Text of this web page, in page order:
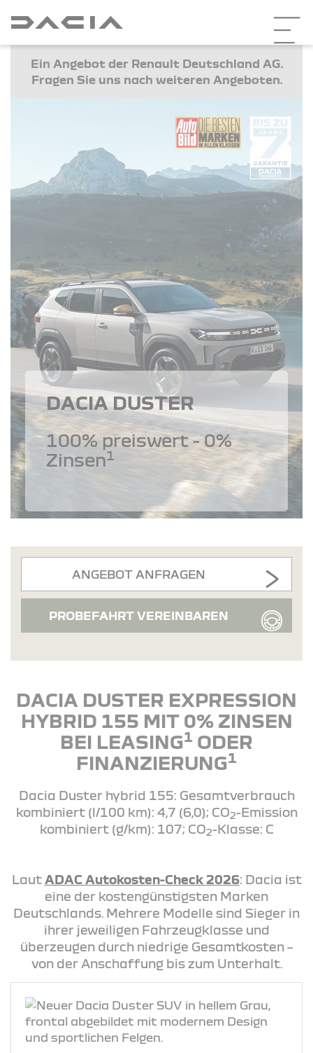
Ein Angebot der Renault Deutschland AG.
Fragen Sie uns nach weiteren Angeboten.
DACIA DUSTER
100% preiswert - 0%
Zinsen1
ANGEBOT ANFRAGEN
PROBEFAHRT VEREINBAREN
DACIA DUSTER EXPRESSION
HYBRID 155 MIT 0% ZINSEN
BEI LEASING1 ODER
FINANZIERUNG1
Dacia Duster hybrid 155: Gesamtverbrauch
kombiniert (l/100 km): 4,7 (6,0); CO2-Emission
kombiniert (g/km): 107; CO2-Klasse: C
Laut ADAC Autokosten-Check 2026: Dacia ist
eine der kostengünstigsten Marken
Deutschlands. Mehrere Modelle sind Sieger in
ihrer jeweiligen Fahrzeugklasse und
überzeugen durch niedrige Gesamtkosten –
von der Anschaffung bis zum Unterhalt.